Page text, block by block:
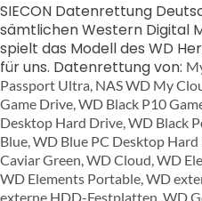
SIECON Datenrettung
sämtlichen Western Digital
spielt das Modell des WD
für uns. Datenrettung von:
Passport Ultra, NAS WD My
Game Drive, WD Black P10
Desktop Hard Drive, WD Black
Blue, WD Blue PC Desktop
Caviar Green, WD Cloud, WD
WD Elements Portable, WD
externe HDD-Festplatten, WD